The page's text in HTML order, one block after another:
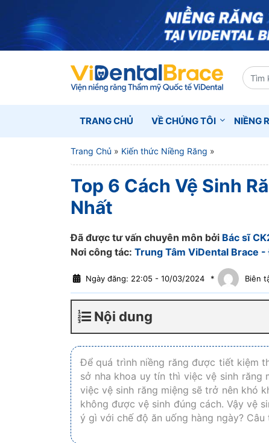
TRANG CHỦ VỀ CHÚNG TÔI NIỀNG
Trang Chủ » Kiến thức Niềng Răng »
Top 6 Cách Vệ Sinh
Nhất
Đã được tư vấn chuyên môn bởi Bác sĩ
Nơi công tác: Trung Tâm ViDental Brace
Ngày đăng: 22:05 - 10/03/2024 * Biên
Nội dung
Để quá trình niềng răng được tiết kiệm
sở nha khoa uy tín thì việc vệ sinh răng
việc vệ sinh răng miệng sẽ trở nên khó
không được vệ sinh đúng cách. Vậy vệ
ý gì với chế độ ăn uống hàng ngày?